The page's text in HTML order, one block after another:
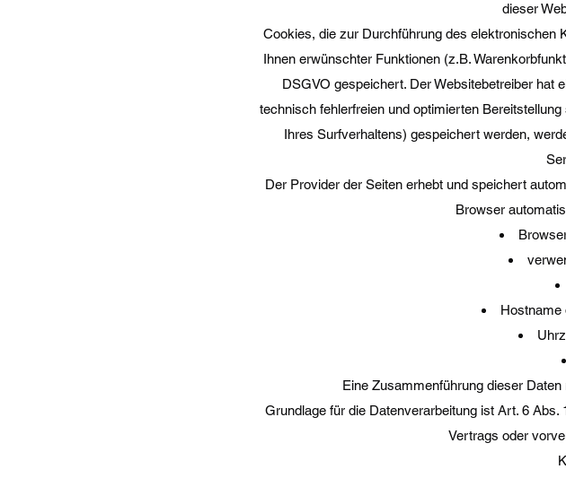
dieser
Cookies, die zur Durchführung des elektronischen
Ihnen erwünschter Funktionen (z.B.
DSGVO gespeichert. Der Websitebetreiber hat
technisch fehlerfreien und optimierten
Ihres Surfverhaltens) gespeichert werden,
Der Provider der Seiten erhebt und speichert
Browser
Hostname
Eine Zusammenführung dieser
Grundlage für die Datenverarbeitung ist Art. 6
Vertrags oder